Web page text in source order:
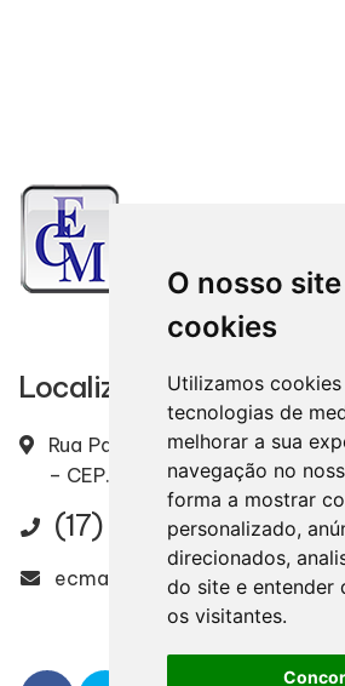
O nosso
cookies
Utilizamos
tecnologias de
melhorar a sua
navegação no
forma a mostrar
personalizado,
direcionados,
do site e entender
os visitantes.
Localização
Rua Padre Ernesto, 2328 –
– CEP. 15130-000
(17) 3243-7020